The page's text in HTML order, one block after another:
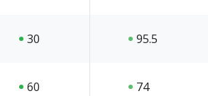
30 95.5
60 74